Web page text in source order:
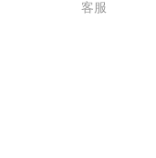
客服